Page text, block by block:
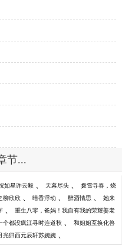
节...
如星许云毅 、 天幕尽头 、 拨雪寻春，烧
柳欣欣 、 暗香浮动 、 醉酒情思 、 她来
、 重生八零，爸妈！我自有我的荣耀姜老
个都没疯江寻时连道秋 、 和姐姐互换化兽
光归西元辰轩苏婉婉 、